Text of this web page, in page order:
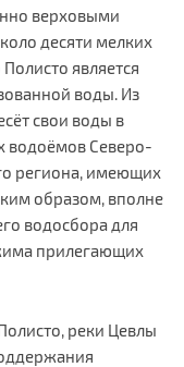
верховыми
десяти мелких
является
воды. Из
свои воды в
водоёмов Северо-
региона, имеющих
образом, вполне
водосбора для
прилегающих
реки Цевлы